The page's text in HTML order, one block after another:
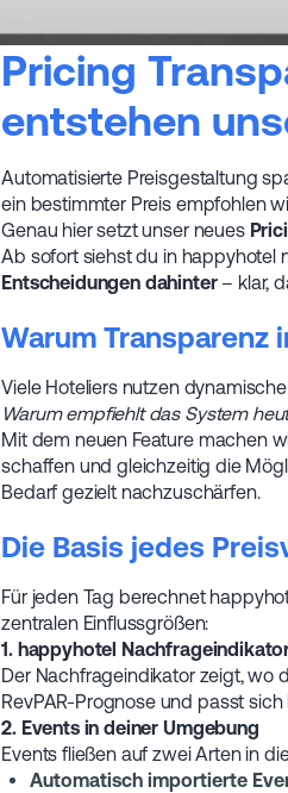
Pricing
entstehen
Automatisierte Preisgestaltung
ein bestimmter Preis empfohlen
Genau hier setzt unser neues
Ab sofort siehst du in happyhotel
Entscheidungen dahinter– klar,
Warum
Viele Hoteliers nutzen
Warum empfiehlt das System
Mit dem neuen Feature machen
schaffen und gleichzeitig die
Bedarf gezielt nachzuschärfen.
Die Basis jedes
Für jeden Tag berechnet
zentralen Einflussgrößen:
1. happyhotel
Der Nachfrageindikator zeigt, wo
RevPAR-Prognose und passt
2. Events in deiner Umgebung
Events fließen auf zwei Arten in
Automatisch importierte